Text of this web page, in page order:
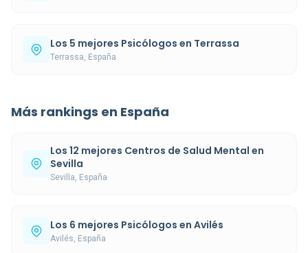
Los 5 mejores Psicólogos en Terrassa
Terrassa, España
Más rankings en España
Los 12 mejores Centros de Salud Mental en
Sevilla
Sevilla, España
Los 6 mejores Psicólogos en Avilés
Avilés, España